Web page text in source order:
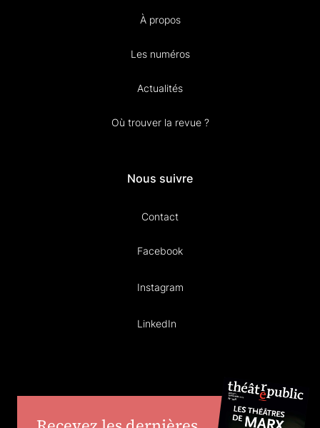
À propos
Les numéros
Actualités
Où trouver la revue ?
Nous suivre
Contact
Facebook
Instagram
LinkedIn